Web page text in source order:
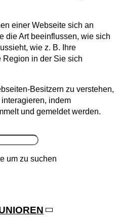
einer Webseite sich an
die Art beeinflussen, wie sich
wie z. B. Ihre
Region in der Sie sich
Besitzern zu verstehen,
indem
und gemeldet werden.
um zu suchen